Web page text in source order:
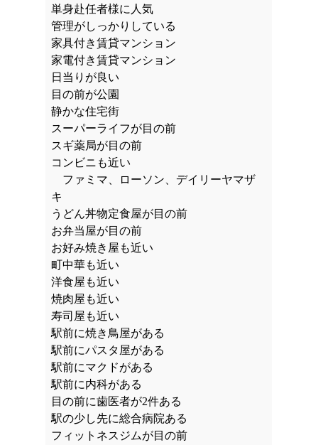
単身赴任者様に人気
管理がしっかりしている
家具付き賃貸マンション
家電付き賃貸マンション
日当りが良い
目の前が公園
静かな住宅街
スーパーライフが目の前
スギ薬局が目の前
コンビニも近い
ファミマ、ローソン、デイリーヤマザ
キ
うどん丼物定食屋が目の前
お弁当屋が目の前
お好み焼き屋も近い
町中華も近い
洋食屋も近い
焼肉屋も近い
寿司屋も近い
駅前に焼き鳥屋がある
駅前にパスタ屋がある
駅前にマクドがある
駅前に内科がある
目の前に歯医者が2件ある
駅の少し先に総合病院ある
フィットネスジムが目の前